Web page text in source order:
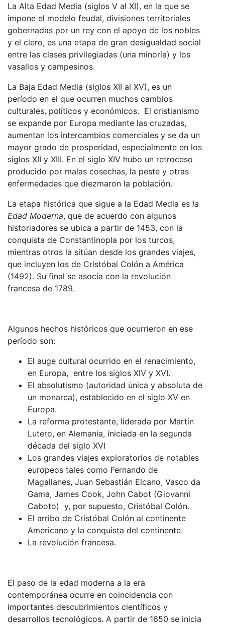
La Alta Edad Media (siglos V al XI), en la que se
impone el modelo feudal, divisiones territoriales
gobernadas por un rey con el apoyo de los nobles
y el clero, es una etapa de gran desigualdad social
entre las clases privilegiadas (una minoría) y los
vasallos y campesinos.
La Baja Edad Media (siglos XII al XV), es un
período en el que ocurren muchos cambios
culturales, políticos y económicos. El cristianismo
se expande por Europa mediante las cruzadas,
aumentan los intercambios comerciales y se da un
mayor grado de prosperidad, especialmente en los
siglos XII y XIII. En el siglo XIV hubo un retroceso
producido por malas cosechas, la peste y otras
enfermedades que diezmaron la población.
La etapa histórica que sigue a la Edad Media es la
Edad Moderna, que de acuerdo con algunos
historiadores se ubica a partir de 1453, con la
conquista de Constantinopla por los turcos,
mientras otros la sitúan desde los grandes viajes,
que incluyen los de Cristóbal Colón a América
(1492). Su final se asocia con la revolución
francesa de 1789.
Algunos hechos históricos que ocurrieron en ese
período son:
El auge cultural ocurrido en el renacimiento,
en Europa, entre los siglos XIV y XVI.
El absolutismo (autoridad única y absoluta de
un monarca), establecido en el siglo XV en
Europa.
La reforma protestante, liderada por Martín
Lutero, en Alemania, iniciada en la segunda
década del siglo XVI
Los grandes viajes exploratorios de notables
europeos tales como Fernando de
Magallanes, Juan Sebastián Elcano, Vasco da
Gama, James Cook, John Cabot (Giovanni
Caboto) y, por supuesto, Cristóbal Colón.
El arribo de Cristóbal Colón al continente
Americano y la conquista del continente.
La revolución francesa.
El paso de la edad moderna a la era
contemporánea ocurre en coincidencia con
importantes descubrimientos científicos y
desarrollos tecnológicos. A partir de 1650 se inicia